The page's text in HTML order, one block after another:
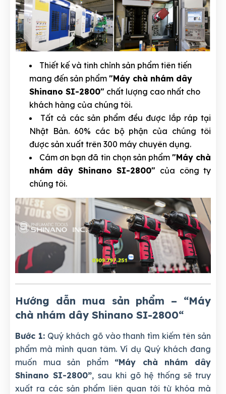
Thiết kế và tinh chỉnh sản phẩm tiên tiến
mang đến sản phẩm "Máy chà nhám dây
Shinano SI-2800" chất lượng cao nhất cho
khách hàng của chúng tôi.
Tất cả các sản phẩm đều được lắp ráp tại
Nhật Bản. 60% các bộ phận của chúng tôi
được sản xuất trên 300 máy chuyên dụng.
Cám ơn bạn đã tin chọn sản phẩm "Máy chà
nhám dây Shinano SI-2800" của công ty
chúng tôi.
Hướng dẫn mua sản phẩm – “Máy
chà nhám dây Shinano SI-2800“
Bước 1:Quý khách gõ vào thanh tìm kiếm tên sản
phẩm mà mình quan tâm. Ví dụ Quý khách đang
muốn mua sản phẩm “Máy chà nhám dây
Shinano SI-2800”, sau khi gõ hệ thống sẽ truy
xuất ra các sản phẩm liên quan tới từ khóa mà